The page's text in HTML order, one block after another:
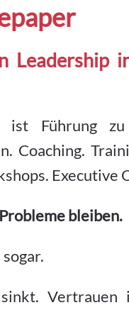
Leadership
ist Führung
Coaching.
Executive
Probleme bleiben.